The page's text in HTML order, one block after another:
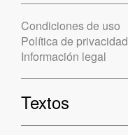
Condiciones de uso
Política de privacidad
Información legal
Textos